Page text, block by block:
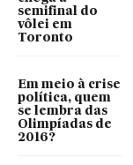
semifinal do
vôlei em
Toronto
Em meio à crise
política, quem
se lembra das
Olimpíadas de
2016?